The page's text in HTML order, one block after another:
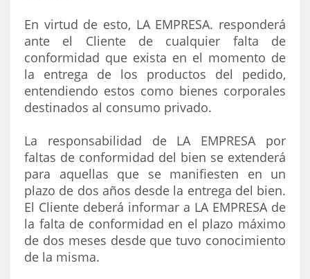
En virtud de esto, LA EMPRESA. responderá
ante el Cliente de cualquier falta de
conformidad que exista en el momento de
la entrega de los productos del pedido,
entendiendo estos como bienes corporales
destinados al consumo privado.
La responsabilidad de LA EMPRESA por
faltas de conformidad del bien se extenderá
para aquellas que se manifiesten en un
plazo de dos años desde la entrega del bien.
El Cliente deberá informar a LA EMPRESA de
la falta de conformidad en el plazo máximo
de dos meses desde que tuvo conocimiento
de la misma.